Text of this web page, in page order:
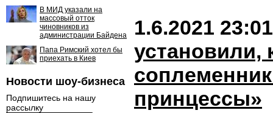
В МИД указали на
массовый отток
чиновников из
администрации Байдена
Папа Римский хотел бы
приехать в Киев
Новости шоу-бизнеса
Подпишитесь на нашу
рассылку
1.6.2021 23:01
установили,
принцессы»